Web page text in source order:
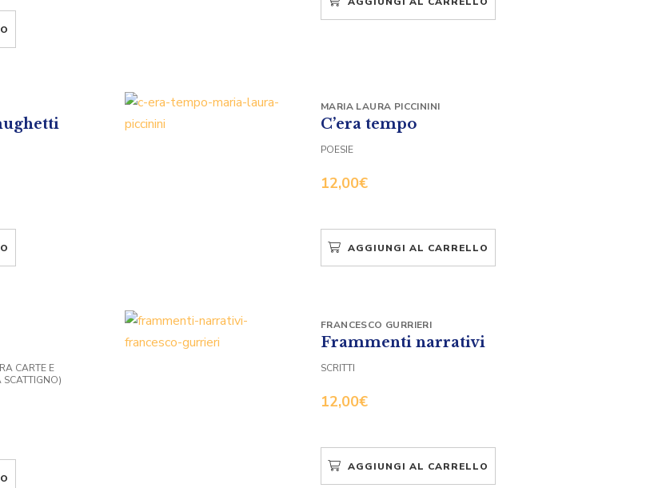
C’era tempo
12,00€
MARIA LAURA PICCININI
POESIE
AGGIUNGI AL CARRELLO
CARTE E
Frammenti narrativi
12,00€
FRANCESCO GURRIERI
SCRITTI
AGGIUNGI AL CARRELLO